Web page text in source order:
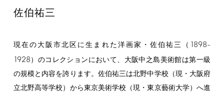
佐伯祐三
現在の大阪市北区に生まれた洋画家・佐伯祐三（ 1898–
1928）のコレクションにおいて、大阪中之島美術館は第一級
の規模と内容を誇ります。佐伯祐三は北野中学校（現・大阪府
立北野高等学校）から東京美術学校（現・東京藝術大学）へ進